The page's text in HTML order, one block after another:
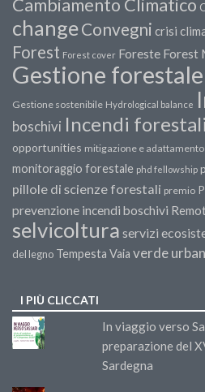
Cambiamento Climatico
changeConvegni crisi
Forest Forest cover Foreste Forest
Gestione forestale
Gestione sostenibile Hydrological balance
boschivi Incendi forestali
opportunities mitigazione e
monitoraggio forestale phd fellowship
pillole di scienze forestali premio
prevenzione incendi boschivi
selvicoltura servizi
del legno Tempesta Vaia verde
I PIÙ CLICCATI
In viaggio verso
preparazione del
Sardegna